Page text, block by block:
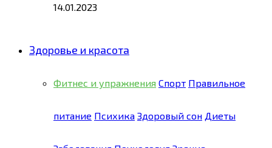
14.01.2023
Здоровье и красота
Фитнес и упражнения Спорт Правильное
питание Психика Здоровый сон Диеты